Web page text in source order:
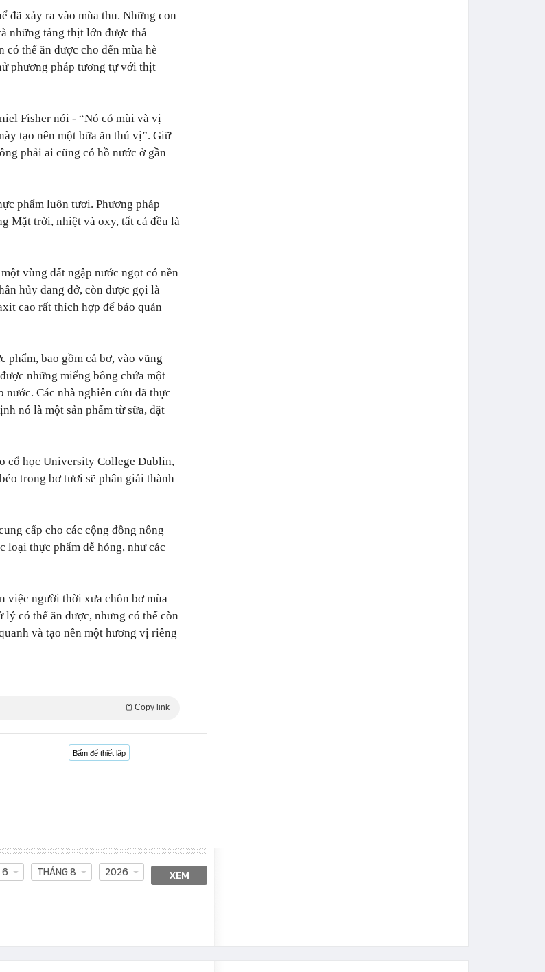
đã xảy ra vào mùa thu. Những con
những tảng thịt lớn được thả
thể ăn được cho đến mùa hè
phương pháp tương tự với thịt
Fisher nói - “Nó có mùi và vị
tạo nên một bữa ăn thú vị”. Giữ
phải ai cũng có hồ nước ở gần
phẩm luôn tươi. Phương pháp
Mặt trời, nhiệt và oxy, tất cả đều là
vùng đất ngập nước ngọt có nền
hủy dang dở, còn được gọi là
cao rất thích hợp để bảo quản
phẩm, bao gồm cả bơ, vào vũng
những miếng bông chứa một
Các nhà nghiên cứu đã thực
nó là một sản phẩm từ sữa, đặt
cổ học University College Dublin,
trong bơ tươi sẽ phân giải thành
cấp cho các cộng đồng nông
loại thực phẩm dễ hỏng, như các
việc người thời xưa chôn bơ mùa
có thể ăn được, nhưng có thể còn
và tạo nên một hương vị riêng
Copy link
Bấm để thiết lập
6 THÁNG 8 2026 XEM